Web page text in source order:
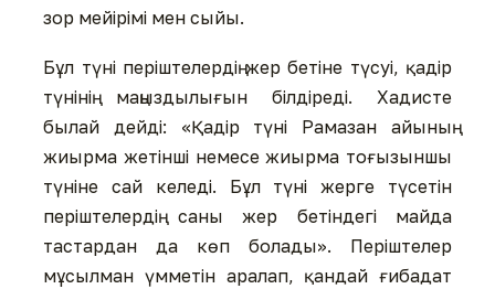
зор мейірімі мен сыйы.
Бұл түні періштелердің жер бетіне түсуі, қадір
түнінің маңыздылығын білдіреді. Хадисте
былай дейді: «Қадір түні Рамазан айының
жиырма жетінші немесе жиырма тоғызыншы
түніне сай келеді. Бұл түні жерге түсетін
періштелердің саны жер бетіндегі майда
тастардан да көп болады». Періштелер
мұсылман үмметін аралап, қандай ғибадат